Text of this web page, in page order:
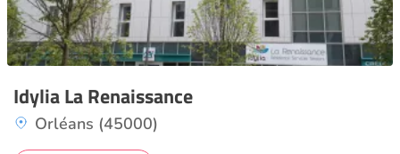
Idylia La Renaissance
Orléans (45000)